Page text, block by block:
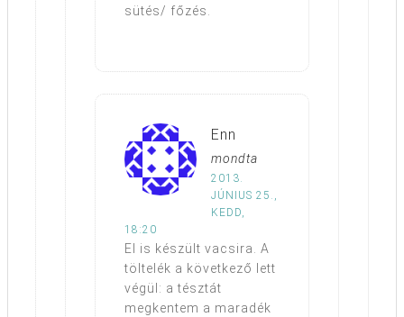
sütés/ főzés.
Enn
mondta
2013.
JÚNIUS 25.,
KEDD,
18:20
El is készült vacsira. A
töltelék a következő lett
végül: a tésztát
megkentem a maradék